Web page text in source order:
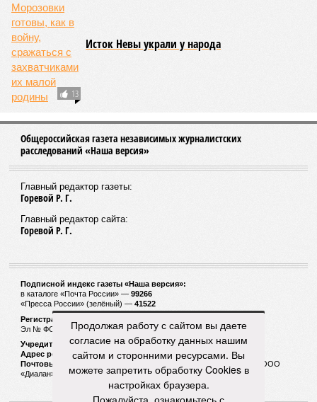
13
Исток Невы украли у народа
Общероссийская газета независимых журналистских
расследований «Наша версия»
Главный редактор газеты:
Горевой Р. Г.
Главный редактор сайта:
Горевой Р. Г.
Подписной индекс газеты «Наша версия»:
в каталоге «Почта России» — 99266
«Пресса России» (зелёный) — 41522
Регистрационный номер Роскомнадзора
Эл № ФС77-53847 от 26.04.2013.
Учредитель ООО «Версия»
Адрес редакции:123100, Россия, Москва, улица 1905 года, 7с1
Почтовый адрес редакции:
123022, Россия, Москва, а/я 29. для ООО
«Диалан»
Продолжая работу с сайтом вы даете
согласие на обработку данных нашим
сайтом и сторонними ресурсами. Вы
можете запретить обработку Cookies в
настройках браузера.
Пожалуйста, ознакомьтесь с